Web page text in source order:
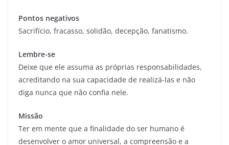
Pontos negativos
Sacrifício, fracasso, solidão, decepção, fanatismo.
Lembre-se
Deixe que ele assuma as próprias responsabilidades,
acreditando na sua capacidade de realizá-las e não
diga nunca que não confia nele.
Missão
Ter em mente que a finalidade do ser humano é
desenvolver o amor universal, a compreensão e a